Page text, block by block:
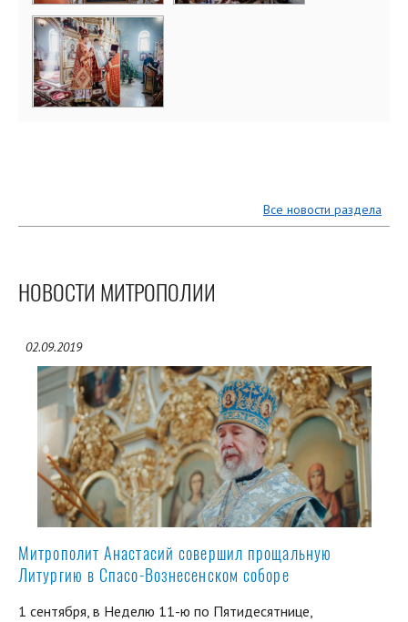
Все новости раздела
НОВОСТИ МИТРОПОЛИИ
02.09.2019
Митрополит Анастасий совершил прощальную
Литургию в Спасо-Вознесенском соборе
1 сентября, в Неделю 11-ю по Пятидесятнице,